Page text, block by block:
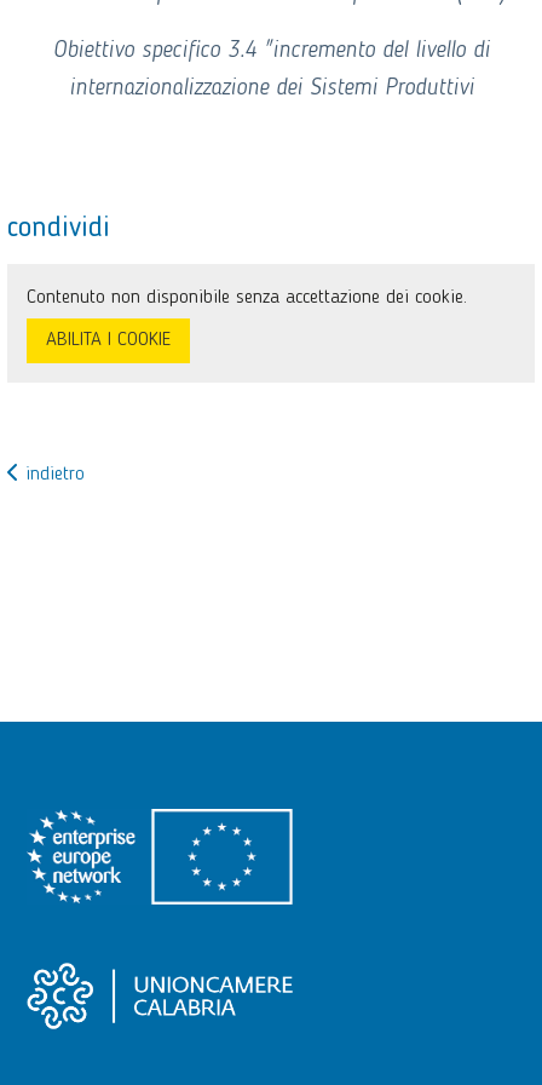
Obiettivo specifico 3.4 "incremento del livello di
internazionalizzazione dei Sistemi Produttivi
condividi
Contenuto non disponibile senza accettazione dei cookie.
ABILITA I COOKIE
indietro